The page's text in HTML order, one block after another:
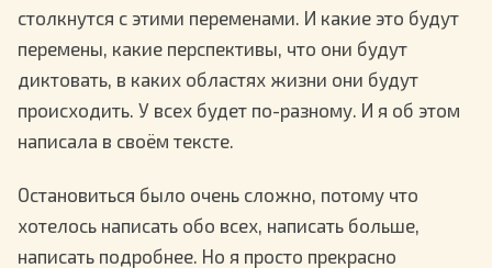
столкнутся с этими переменами. И какие это будут
перемены, какие перспективы, что они будут
диктовать, в каких областях жизни они будут
происходить. У всех будет по-разному. И я об этом
написала в своём тексте.
Остановиться было очень сложно, потому что
хотелось написать обо всех, написать больше,
написать подробнее. Но я просто прекрасно